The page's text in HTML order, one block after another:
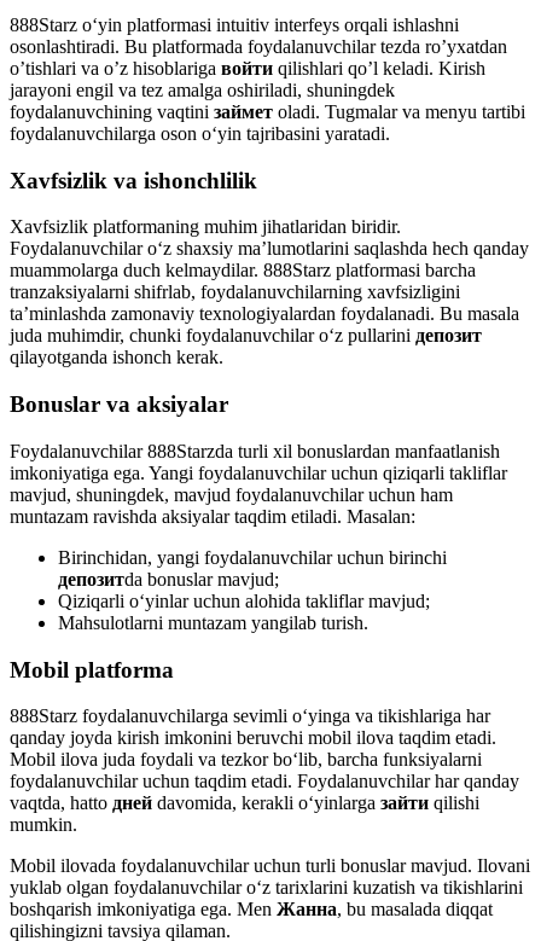
888Starz o‘yin platformasi intuitiv interfeys orqali ishlashni
osonlashtiradi. Bu platformada foydalanuvchilar tezda ro’yxatdan
o’tishlari va o’z hisoblariga войти qilishlari qo’l keladi. Kirish
jarayoni engil va tez amalga oshiriladi, shuningdek
foydalanuvchining vaqtini займет oladi. Tugmalar va menyu tartibi
foydalanuvchilarga oson o‘yin tajribasini yaratadi.
Xavfsizlik va ishonchlilik
Xavfsizlik platformaning muhim jihatlaridan biridir.
Foydalanuvchilar o‘z shaxsiy ma’lumotlarini saqlashda hech qanday
muammolarga duch kelmaydilar. 888Starz platformasi barcha
tranzaksiyalarni shifrlab, foydalanuvchilarning xavfsizligini
ta’minlashda zamonaviy texnologiyalardan foydalanadi. Bu masala
juda muhimdir, chunki foydalanuvchilar o‘z pullarini депозит
qilayotganda ishonch kerak.
Bonuslar va aksiyalar
Foydalanuvchilar 888Starzda turli xil bonuslardan manfaatlanish
imkoniyatiga ega. Yangi foydalanuvchilar uchun qiziqarli takliflar
mavjud, shuningdek, mavjud foydalanuvchilar uchun ham
muntazam ravishda aksiyalar taqdim etiladi. Masalan:
Birinchidan, yangi foydalanuvchilar uchun birinchi
депозитda bonuslar mavjud;
Qiziqarli o‘yinlar uchun alohida takliflar mavjud;
Mahsulotlarni muntazam yangilab turish.
Mobil platforma
888Starz foydalanuvchilarga sevimli o‘yinga va tikishlariga har
qanday joyda kirish imkonini beruvchi mobil ilova taqdim etadi.
Mobil ilova juda foydali va tezkor bo‘lib, barcha funksiyalarni
foydalanuvchilar uchun taqdim etadi. Foydalanuvchilar har qanday
vaqtda, hatto дней davomida, kerakli o‘yinlarga зайти qilishi
mumkin.
Mobil ilovada foydalanuvchilar uchun turli bonuslar mavjud. Ilovani
yuklab olgan foydalanuvchilar o‘z tarixlarini kuzatish va tikishlarini
boshqarish imkoniyatiga ega. Men Жанна, bu masalada diqqat
qilishingizni tavsiya qilaman.